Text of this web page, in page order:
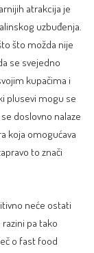
atrakcija je
uzbuđenja.
što možda nije
se svejedno
kupačima i
plusevi mogu se
doslovno nalaze
koja omogućava
to znači
neće ostati
pa tako
o fast food